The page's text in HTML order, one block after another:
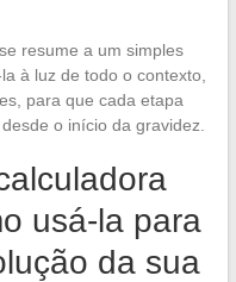
resume a um simples
à luz de todo o contexto,
para que cada etapa
o início da gravidez.
usá-la para
da sua